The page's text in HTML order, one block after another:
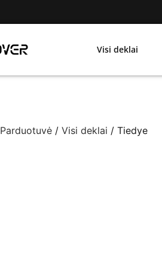
Visi deklai
Parduotuvė / Visi deklai / Tiedye